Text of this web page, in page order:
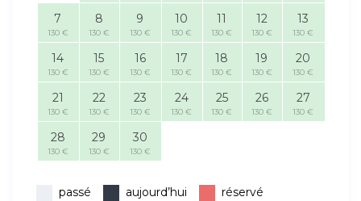
7
130 €
8
130 €
9
130 €
10
130 €
11
130 €
12
130 €
13
130 €
14
130 €
15
130 €
16
130 €
17
130 €
18
130 €
19
130 €
20
130 €
21
130 €
22
130 €
23
130 €
24
130 €
25
130 €
26
130 €
27
130 €
28
130 €
29
130 €
30
130 €
passé aujourd’hui réservé